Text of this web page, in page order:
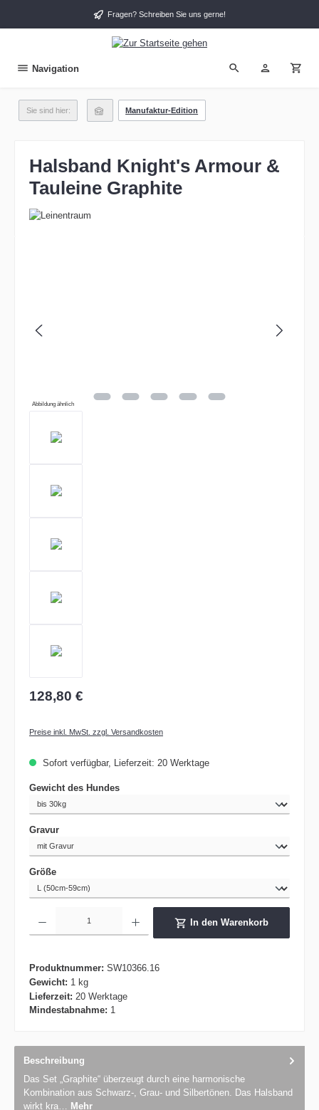
Fragen? Schreiben Sie uns gerne!
Navigation
Sie sind hier: Manufaktur-Edition
Halsband Knight's Armour &
Tauleine Graphite
Abbildung ähnlich
128,80 €
Preise inkl. MwSt. zzgl. Versandkosten
Sofort verfügbar, Lieferzeit: 20 Werktage
Gewicht des Hundesauswählen
Gravurauswählen
Größeauswählen
In den Warenkorb
Produktnummer: SW10366.16
Gewicht: 1 kg
Lieferzeit: 20 Werktage
Mindestabnahme: 1
Beschreibung
Das Set „Graphite“ überzeugt durch eine harmonische
Kombination aus Schwarz-, Grau- und Silbertönen. Das Halsband
wirkt kra… Mehr